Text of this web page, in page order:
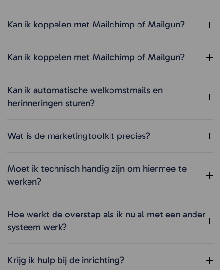
Kan ik koppelen met Mailchimp of Mailgun?
Kan ik koppelen met Mailchimp of Mailgun?
Kan ik automatische welkomstmails en
herinneringen sturen?
Wat is de marketingtoolkit precies?
Moet ik technisch handig zijn om hiermee te
werken?
Hoe werkt de overstap als ik nu al met een ander
systeem werk?
Krijg ik hulp bij de inrichting?